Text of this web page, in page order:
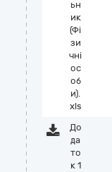
ьн
ик
(Фі
зи
чні
ос
об
и).
xls
До
да
то
к 1